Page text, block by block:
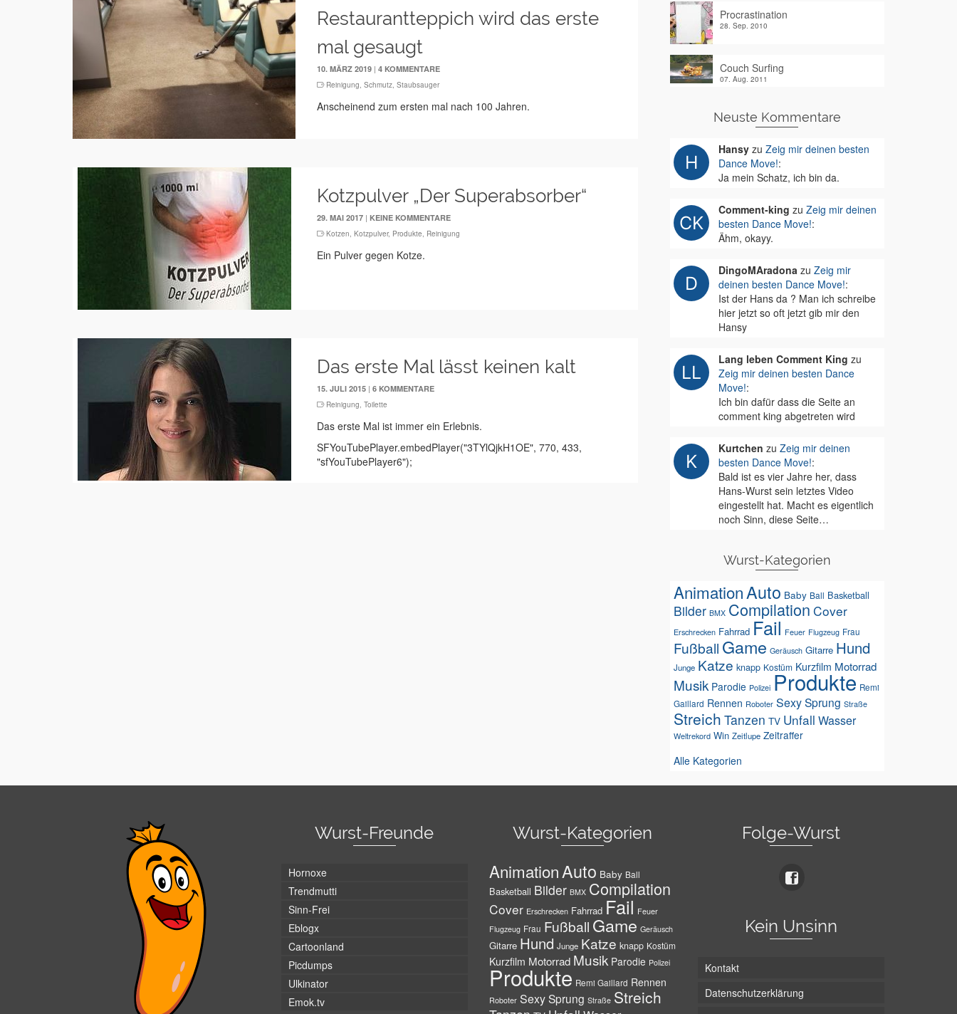
Restaurantteppich wird das erste
mal gesaugt
10. MÄRZ 2019 |4 KOMMENTARE
Reinigung,Schmutz,Staubsauger
Anscheinend zum ersten mal nach 100 Jahren.
Kotzpulver „Der Superabsorber“
29. MAI 2017 |KEINE KOMMENTARE
Kotzen ,Kotzpulver, Produkte Reinigung
Ein Pulver gegen Kotze.
Das erste Mal lässt keinen kalt
15. JULI 2015 |6 KOMMENTARE
Reinigung ,Toilette
Das erste Mal ist immer ein Erlebnis.
SFYouTubePlayer.embedPlayer("3TYlQjkH1OE", 770, 433,
"sfYouTubePlayer6");
Procrastination
28. Sep. 2010
Couch Surfing
07. Aug. 2011
Neuste Kommentare
Hansyzu Zeig mir deinen besten
Dance Move!:
Ja mein Schatz, ich bin da.
Comment-king zu Zeig mir deinen
besten Dance Move!:
Ähm, okayy.
DingoMAradonazu Zeig mir
deinen besten Dance Move!:
Ist der Hans da ? Man ich schreibe
hier jetzt so oft jetzt gib mir den
Hansy
Lang leben Comment King zu
Zeig mir deinen besten Dance
Move!:
Ich bin dafür dass die Seite an
comment king abgetreten wird
Kurtchen zu Zeig mir deinen
besten Dance Move!:
Bald ist es vier Jahre her, dass
Hans-Wurst sein letztes Video
eingestellt hat. Macht es eigentlich
noch Sinn, diese Seite…
Wurst-Kategorien
AnimationAuto Baby Ball Basketball
Bilder BMX Compilation Cover
Erschrecken Fahrrad Fail Feuer Flugzeug Frau
Fußball Game Geräusch Gitarre Hund
Junge Katze knapp Kostüm Kurzfilm Motorrad
Musik Parodie Polizei Produkte Remi
Gaillard Rennen Roboter SexySprung Straße
Streich Tanzen TV Unfall Wasser
Weltrekord Win Zeitlupe Zeitraffer
Alle Kategorien
Wurst-Freunde
Hornoxe
Trendmutti
Sinn-Frei
Eblogx
Cartoonland
Picdumps
Ulkinator
Emok.tv
Wurst-Kategorien
AnimationAuto Baby Ball
Basketball Bilder BMX Compilation
Cover Erschrecken Fahrrad Fail Feuer
Flugzeug Frau Fußball Game Geräusch
Gitarre Hund Junge Katze knapp Kostüm
Kurzfilm Motorrad Musik Parodie Polizei
Produkte Remi Gaillard Rennen
Roboter SexySprung Straße Streich
Folge-Wurst
Kein Unsinn
Kontakt
Datenschutzerklärung